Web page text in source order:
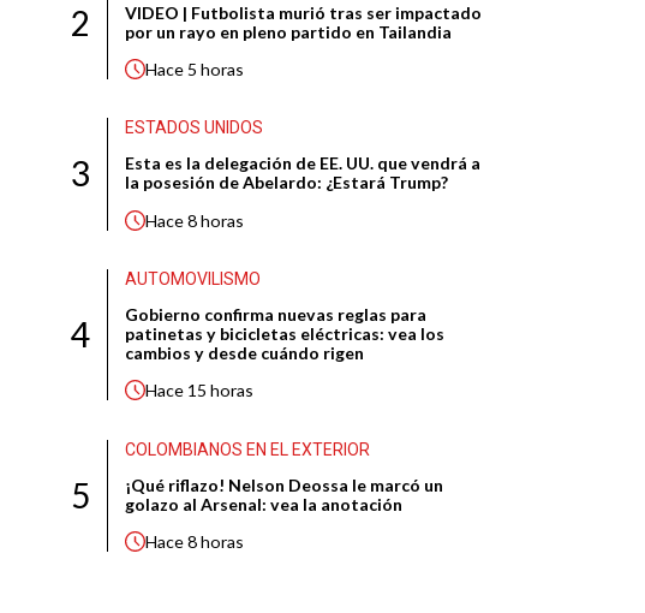
2
VIDEO | Futbolista murió tras ser impactado
por un rayo en pleno partido en Tailandia
Hace 5 horas
3
ESTADOS UNIDOS
Esta es la delegación de EE. UU. que vendrá a
la posesión de Abelardo: ¿Estará Trump?
Hace8 horas
4
AUTOMOVILISMO
Gobierno confirma nuevas reglas para
patinetas y bicicletas eléctricas: vea los
cambios y desde cuándo rigen
Hace 15 horas
5
COLOMBIANOS EN EL EXTERIOR
¡Qué riflazo! Nelson Deossa le marcó un
golazo al Arsenal: vea la anotación
Hace8 horas